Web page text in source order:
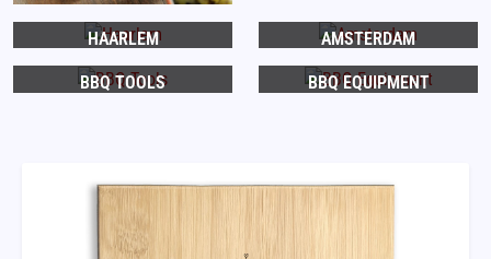
HAARLEM AMSTERDAM
BBQ TOOLS BBQ EQUIPMENT